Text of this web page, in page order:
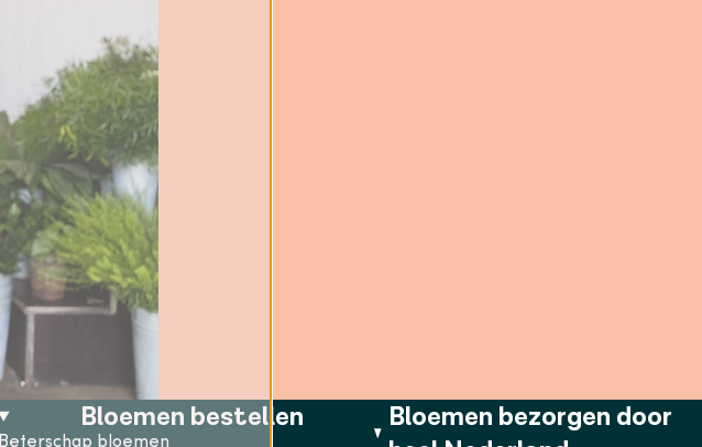
Bloemen bestellen
Beterschap bloemen
Bloemen bezorgen door